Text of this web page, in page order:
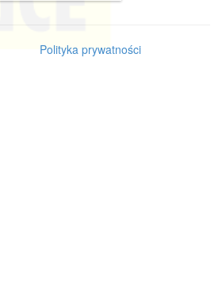
Polityka prywatności